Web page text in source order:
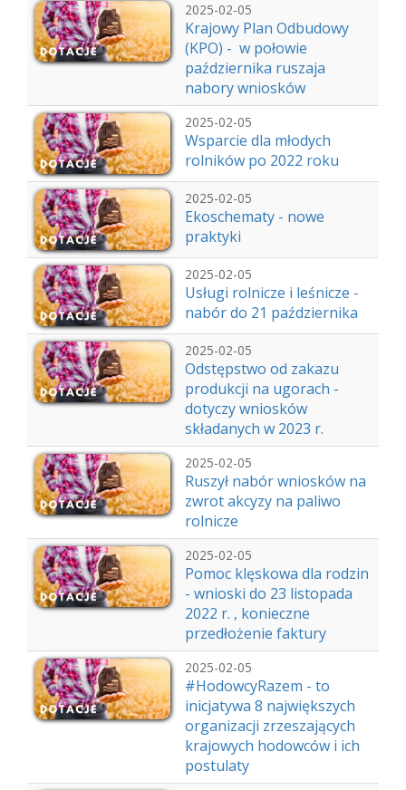
2025-02-05
Krajowy Plan Odbudowy
(KPO) - w połowie
października ruszaja
nabory wniosków
2025-02-05
Wsparcie dla młodych
rolników po 2022 roku
2025-02-05
Ekoschematy - nowe
praktyki
2025-02-05
Usługi rolnicze i leśnicze -
nabór do 21 października
2025-02-05
Odstępstwo od zakazu
produkcji na ugorach -
dotyczy wniosków
składanych w 2023 r.
2025-02-05
Ruszył nabór wniosków na
zwrot akcyzy na paliwo
rolnicze
2025-02-05
Pomoc klęskowa dla rodzin
- wnioski do 23 listopada
2022 r. , konieczne
przedłożenie faktury
2025-02-05
#HodowcyRazem - to
inicjatywa 8 największych
organizacji zrzeszających
krajowych hodowców i ich
postulaty